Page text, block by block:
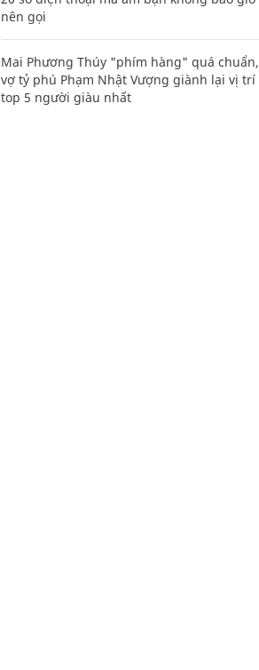
nên gọi
Mai Phương Thúy "phím hàng" quá chuẩn,
vợ tỷ phú Phạm Nhật Vượng giành lại vị trí
top 5 người giàu nhất